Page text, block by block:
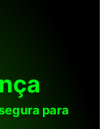
para